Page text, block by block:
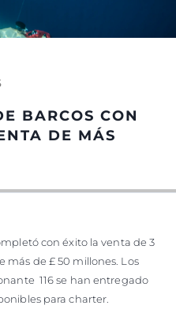
BARCOS CON
DE MÁS
con éxito la venta de 3
más de £ 50 millones. Los
116 se han entregado
para charter.